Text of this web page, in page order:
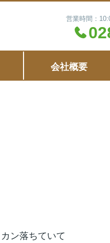
営業時間：
会社概要
ン落ちていて